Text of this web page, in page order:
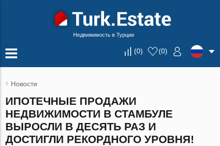
Недвижимость в Турции
(0) (0)
Новости
ИПОТЕЧНЫЕ ПРОДАЖИ
НЕДВИЖИМОСТИ В СТАМБУЛЕ
ВЫРОСЛИ В ДЕСЯТЬ РАЗ И
ДОСТИГЛИ РЕКОРДНОГО УРОВНЯ!